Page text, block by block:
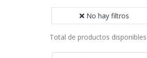
No hay filtros
Total de productos disponibles